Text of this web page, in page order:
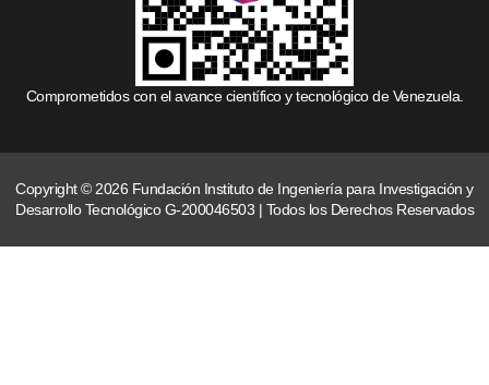
Comprometidos con el avance científico y tecnológico de Venezuela.
Copyright © 2026 Fundación Instituto de Ingeniería para Investigación y
Desarrollo Tecnológico G-200046503 | Todos los Derechos Reservados